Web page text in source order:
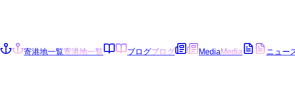
寄港地一覧寄港地一覧 ブログブログ MediaMedia ニュー